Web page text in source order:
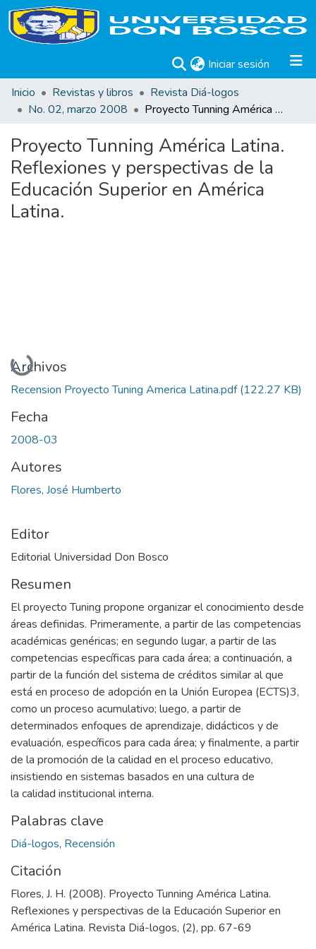
Iniciar sesión (current)
Inicio
Revistas y libros
Revista Diá-logos
No. 02, marzo 2008
Proyecto Tunning América Latina. Reflexiones y perspectivas de la Educación Superior en América Latina.
Proyecto Tunning América Latina.
Reflexiones y perspectivas de la
Educación Superior en América
Latina.
Cargando...
Archivos
Recension Proyecto Tuning America Latina.pdf(122.27 KB)
Fecha
2008-03
Autores
Flores, José Humberto
Editor
Editorial Universidad Don Bosco
Resumen
El proyecto Tuning propone organizar el conocimiento desde
áreas definidas. Primeramente, a partir de las competencias
académicas genéricas; en segundo lugar, a partir de las
competencias específicas para cada área; a continuación, a
partir de la función del sistema de créditos similar al que
está en proceso de adopción en la Unión Europea (ECTS)3,
como un proceso acumulativo; luego, a partir de
determinados enfoques de aprendizaje, didácticos y de
evaluación, específicos para cada área; y finalmente, a partir
de la promoción de la calidad en el proceso educativo,
insistiendo en sistemas basados en una cultura de
la calidad institucional interna.
Palabras clave
Diá-logos, Recensión
Citación
Flores, J. H. (2008). Proyecto Tunning América Latina.
Reflexiones y perspectivas de la Educación Superior en
América Latina. Revista Diá-logos, (2), pp. 67-69